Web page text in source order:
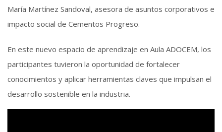
María Martínez Sandoval, asesora de asuntos corporativos e
impacto social de Cementos Progreso.
En este nuevo espacio de aprendizaje en Aula ADOCEM, los
participantes tuvieron la oportunidad de fortalecer
conocimientos y aplicar herramientas claves que impulsan el
desarrollo sostenible en la industria.